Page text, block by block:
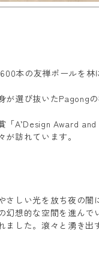
本の友禅ポールを林
選び抜いたPagong
A’Design Award
訪れています。
しい光を放ち夜の
想的な空間を進ん
した。滾々と湧き出